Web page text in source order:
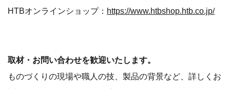
HTBオンラインショップ： https://www.htbshop.htb.co.jp/
取材・お問い合わせを歓迎いたします。
ものづくりの現場や職人の技、製品の背景など、詳しくお